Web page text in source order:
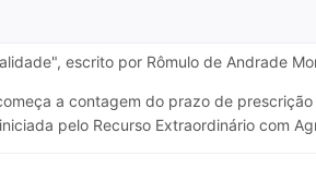
escrito por Rômulo de Andrade
a contagem do prazo de
pelo Recurso Extraordinário com